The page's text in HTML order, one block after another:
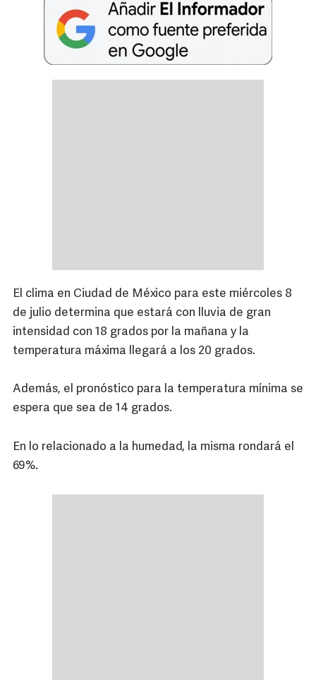
El clima en Ciudad de México para este miércoles 8
de julio determina que estará con lluvia de gran
intensidad con 18 grados por la mañana y la
temperatura máxima llegará a los 20 grados.
Además, el pronóstico para la temperatura mínima se
espera que sea de 14 grados.
En lo relacionado a la humedad, la misma rondará el
69%.